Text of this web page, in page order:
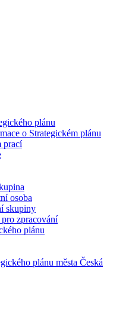
plánu
o Strategickém plánu
prací
osoba
skupiny
zpracování
plánu
plánu města Česká